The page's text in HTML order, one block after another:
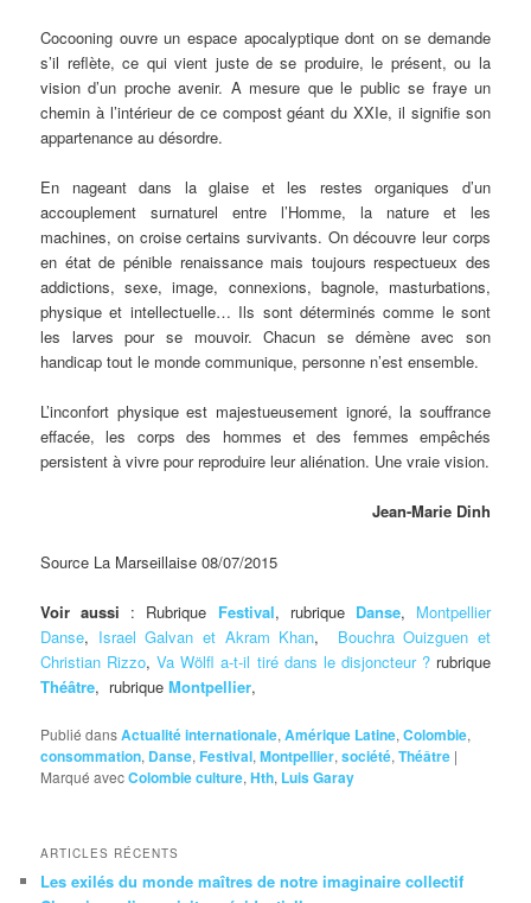
Cocooning ouvre un espace apocalyptique dont on se demande
s’il reflète, ce qui vient juste de se produire, le présent, ou la
vision d’un proche avenir. A mesure que le public se fraye un
chemin à l’intérieur de ce compost géant du XXIe, il signifie son
appartenance au désordre.
En nageant dans la glaise et les restes organiques d’un
accouplement surnaturel entre l’Homme, la nature et les
machines, on croise certains survivants. On découvre leur corps
en état de pénible renaissance mais toujours respectueux des
addictions, sexe, image, connexions, bagnole, masturbations,
physique et intellectuelle… Ils sont déterminés comme le sont
les larves pour se mouvoir. Chacun se démène avec son
handicap tout le monde communique, personne n’est ensemble.
L’inconfort physique est majestueusement ignoré, la souffrance
effacée, les corps des hommes et des femmes empêchés
persistent à vivre pour reproduire leur aliénation. Une vraie vision.
Jean-Marie Dinh
Source La Marseillaise 08/07/2015
Voir aussi : Rubrique Festival, rubrique Danse, Montpellier
Danse, Israel Galvan et Akram Khan, Bouchra Ouizguen et
Christian Rizzo,Va Wölfl a-t-il tiré dans le disjoncteur ?rubrique
Théâtre, rubriqueMontpellier,
Publié dansActualité internationale,Amérique Latine,Colombie,
consommation, Danse,Festival,Montpellier,société,Théâtre |
Marqué avecColombie culture,Hth, Luis Garay
ARTICLES RÉCENTS
Les exilés du monde maîtres de notre imaginaire collectif